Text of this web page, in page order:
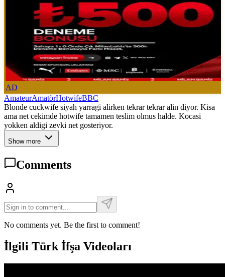
AD
AmateurAmatörHotwifeBBC
Blonde cuckwife siyah yarragi alirken tekrar tekrar alin diyor. Kisa
ama net cekimde hotwife tamamen teslim olmus halde. Kocasi
yokken aldigi zevki net gosteriyor.
Show more
Comments
No comments yet. Be the first to comment!
İlgili Türk İfşa Videoları